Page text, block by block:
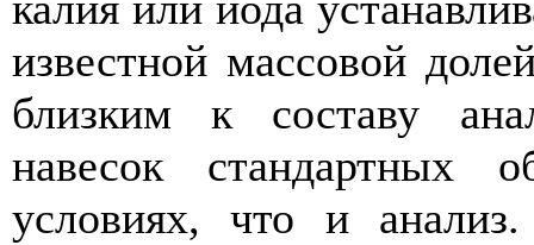
известной массовой
близким к составу
навесок стандартных
условиях, что и